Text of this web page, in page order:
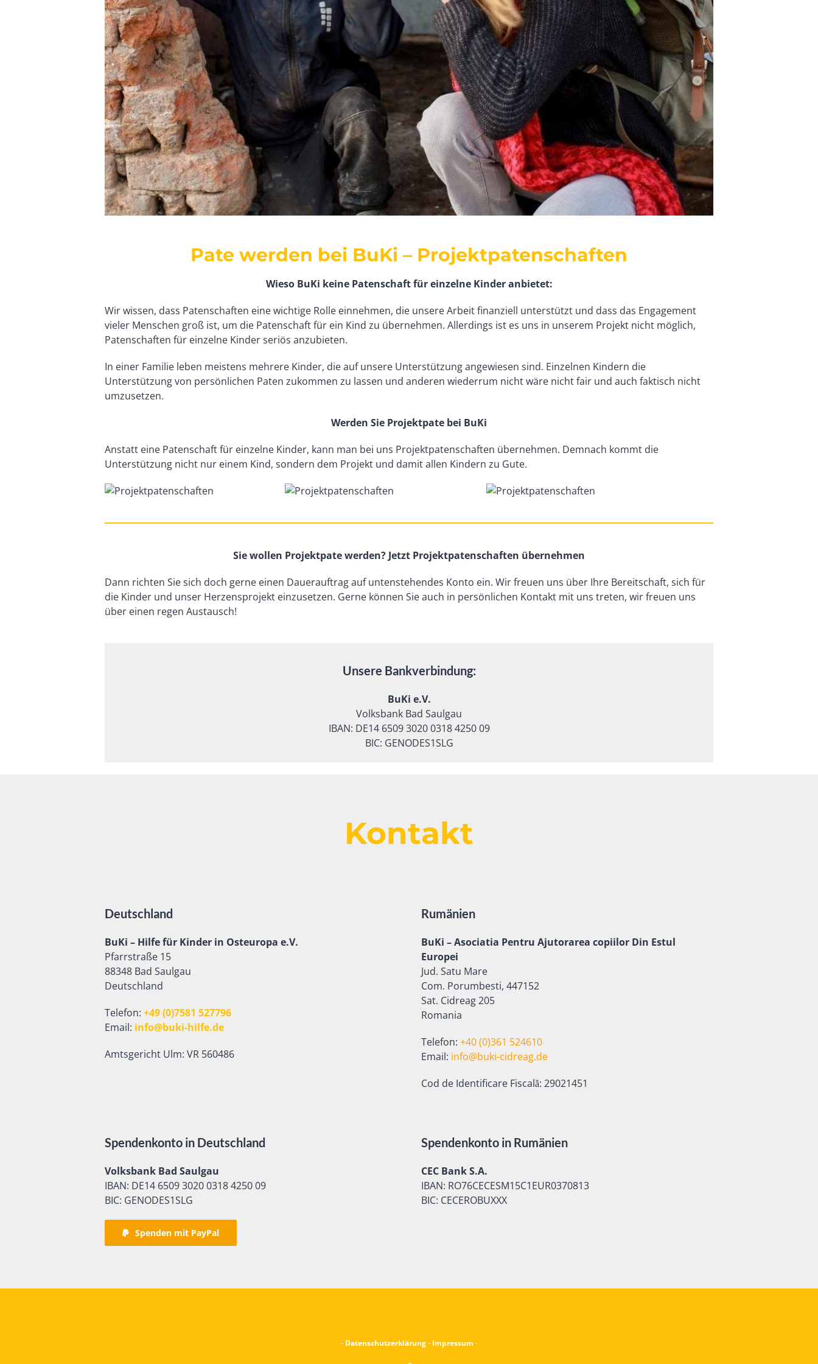
Pate werden bei BuKi – Projektpatenschaften
Wieso BuKi keine Patenschaft für einzelne Kinder anbietet:
Wir wissen, dass Patenschaften eine wichtige Rolle einnehmen, die unsere Arbeit finanziell unterstützt und dass das Engagement
vieler Menschen groß ist, um die Patenschaft für ein Kind zu übernehmen. Allerdings ist es uns in unserem Projekt nicht möglich,
Patenschaften für einzelne Kinder seriös anzubieten.
In einer Familie leben meistens mehrere Kinder, die auf unsere Unterstützung angewiesen sind. Einzelnen Kindern die
Unterstützung von persönlichen Paten zukommen zu lassen und anderen wiederrum nicht wäre nicht fair und auch faktisch nicht
umzusetzen.
Werden Sie Projektpate bei BuKi
Anstatt eine Patenschaft für einzelne Kinder, kann man bei uns Projektpatenschaften übernehmen. Demnach kommt die
Unterstützung nicht nur einem Kind, sondern dem Projekt und damit allen Kindern zu Gute.
Sie wollen Projektpate werden? Jetzt Projektpatenschaften übernehmen
Dann richten Sie sich doch gerne einen Dauerauftrag auf untenstehendes Konto ein. Wir freuen uns über Ihre Bereitschaft, sich für
die Kinder und unser Herzensprojekt einzusetzen. Gerne können Sie auch in persönlichen Kontakt mit uns treten, wir freuen uns
über einen regen Austausch!
Unsere Bankverbindung:
BuKi e.V.
Volksbank Bad Saulgau
IBAN: DE14 6509 3020 0318 4250 09
BIC: GENODES1SLG
Kontakt
Deutschland
BuKi – Hilfe für Kinder in Osteuropa e.V.
Pfarrstraße 15
88348 Bad Saulgau
Deutschland
Telefon: +49 (0)7581 527796
Email: info@buki-hilfe.de
Amtsgericht Ulm: VR 560486
Rumänien
BuKi –Asociatia Pentru Ajutorarea copiilor Din Estul
Europei
Jud. Satu Mare
Com. Porumbesti, 447152
Sat. Cidreag 205
Romania
Telefon: +40 (0)361 524610
Email: info@buki-cidreag.de
Cod de Identificare Fiscalǎ: 29021451
Spendenkonto in Deutschland
Volksbank Bad Saulgau
IBAN: DE14 6509 3020 0318 4250 09
BIC: GENODES1SLG
Spenden mit PayPal
Spendenkonto in Rumänien
CEC Bank S.A.
IBAN: RO76CECESM15C1EUR0370813
BIC: CECEROBUXXX
- Datenschutzerklärung- Impressum -